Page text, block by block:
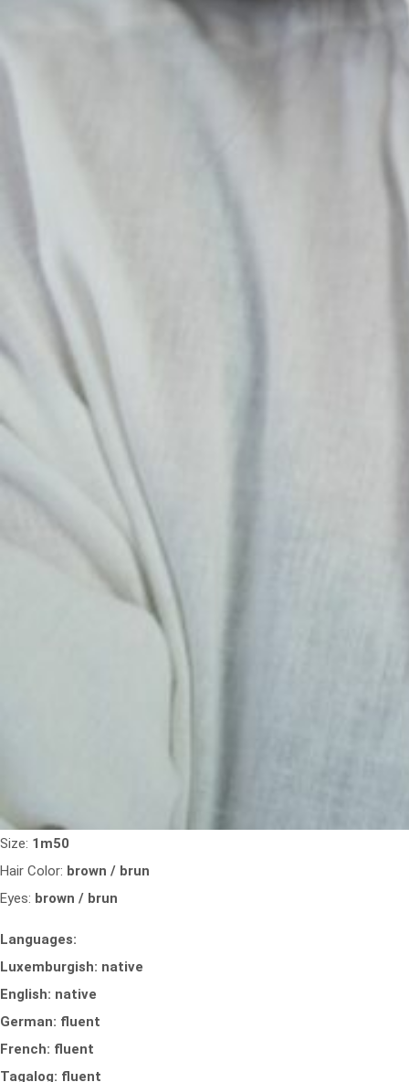
Size: 1m50
Hair Color: brown / brun
Eyes: brown / brun
Languages:
Luxemburgish: native
English: native
German: fluent
French: fluent
Tagalog: fluent